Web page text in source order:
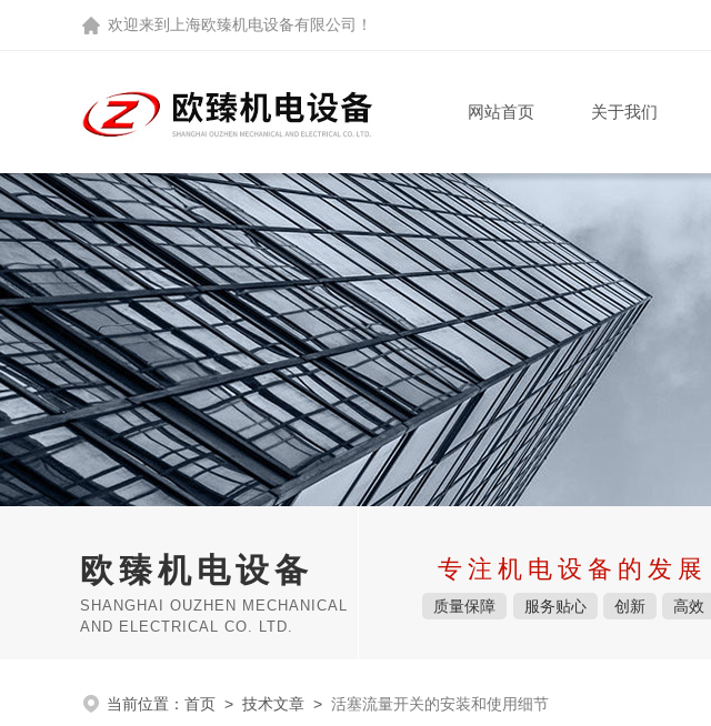
欢迎来到 上海欧臻机电设备有限公司 ！
网站首页 关于我们
欧臻机电设备
SHANGHAI OUZHEN MECHANICAL
AND ELECTRICAL CO. LTD.
专注机电设备的发展
质量保障 服务贴心 创新 高效
当前位置： 首页 > 技术文章 > 活塞流量开关的安装和使用细节